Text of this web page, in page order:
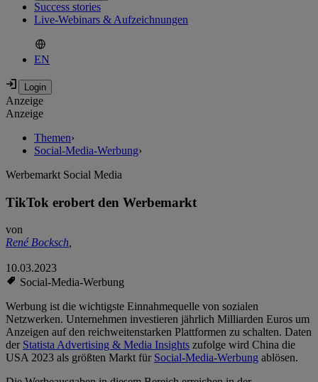
Success stories
Live-Webinars & Aufzeichnungen
EN
Anzeige
Anzeige
Themen›
Social-Media-Werbung›
Werbemarkt Social Media
TikTok erobert den Werbemarkt
von
René Bocksch,
10.03.2023
Social-Media-Werbung
Werbung ist die wichtigste Einnahmequelle von sozialen
Netzwerken. Unternehmen investieren jährlich Milliarden Euros um
Anzeigen auf den reichweitenstarken Plattformen zu schalten. Daten
der Statista Advertising & Media Insights zufolge wird China die
USA 2023 als größten Markt für Social-Media-Werbung ablösen.